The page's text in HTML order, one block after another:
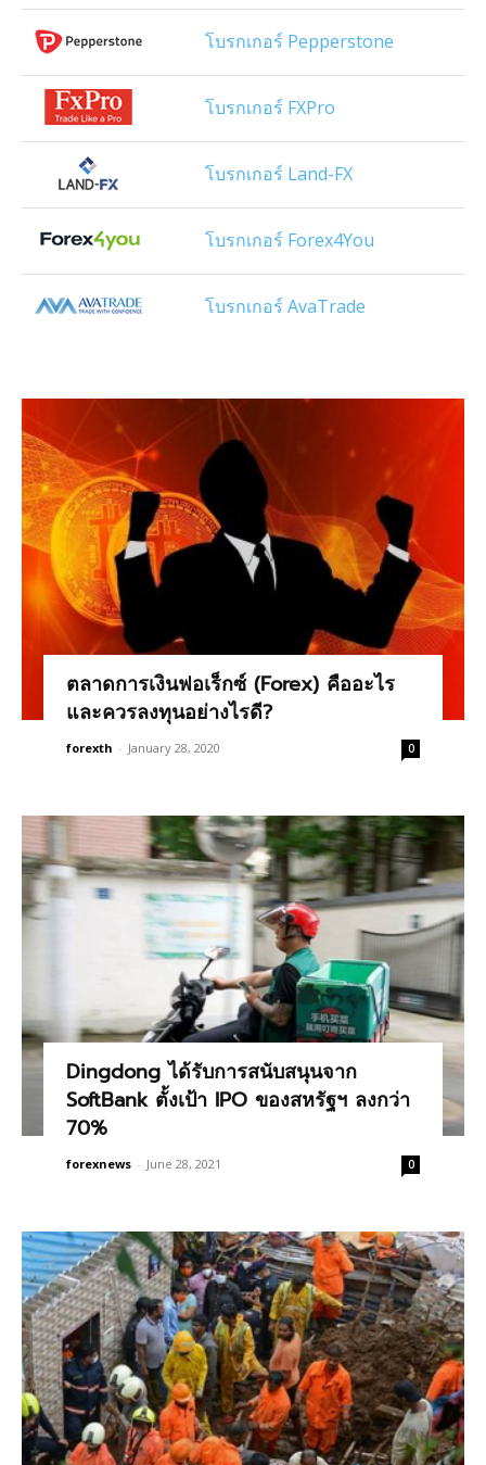
โบรกเกอร์ Pepperstone
โบรกเกอร์ FXPro
โบรกเกอร์ Land-FX
โบรกเกอร์ Forex4You
โบรกเกอร์ AvaTrade
ตลาดการเงินฟอเร็กซ์ (Forex) คืออะไร
และควรลงทุนอย่างไรดี?
forexth - January 28, 2020 0
Dingdong ได้รับการสนับสนุนจาก
SoftBank ตั้งเป้า IPO ของสหรัฐฯ ลงกว่า
70%
forexnews - June 28, 2021 0